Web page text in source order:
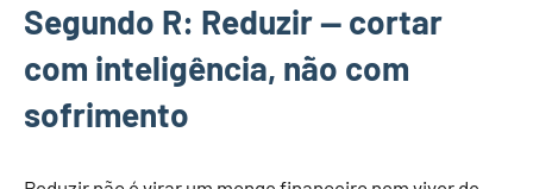
Segundo R: Reduzir — cortar
com inteligência, não com
sofrimento